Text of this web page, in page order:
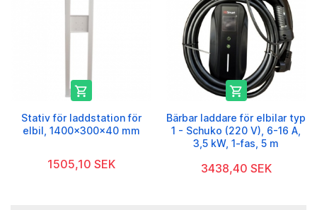

Stativ för laddstation för
elbil, 1400x300x40 mm
1505,10 SEK

Bärbar laddare för elbilar typ
1 - Schuko (220 V), 6-16 A,
3,5 kW, 1-fas, 5 m
3438,40 SEK